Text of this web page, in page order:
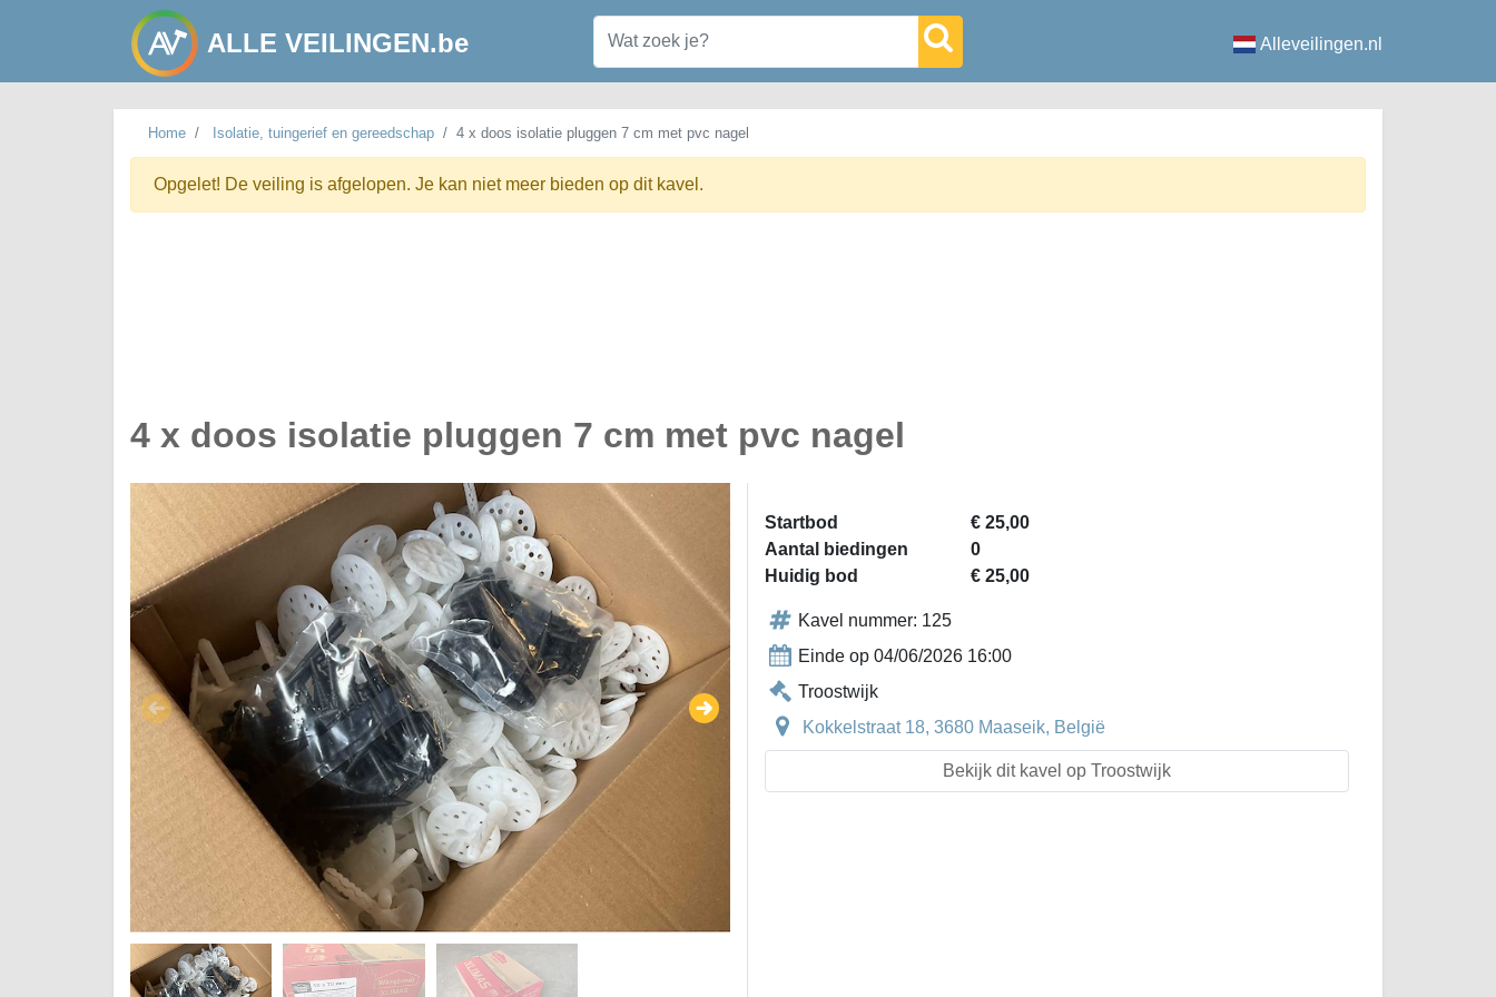
ALLE VEILINGEN.be Alleveilingen.nl
Home Isolatie, tuingerief en gereedschap 4 x doos isolatie pluggen 7 cm met pvc nagel
Opgelet! De veiling is afgelopen. Je kan niet meer bieden op dit kavel.
4 x doos isolatie pluggen 7 cm met pvc nagel
Startbod
€ 25,00
Aantal biedingen
0
Huidig bod
€ 25,00
Kavel nummer: 125
Einde op 04/06/2026 16:00
Troostwijk
Kokkelstraat 18, 3680 Maaseik, België
Bekijk dit kavel op Troostwijk